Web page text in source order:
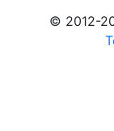
© 2012-